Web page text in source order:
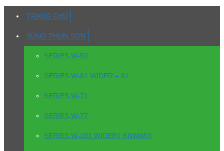
TRANG CHỦ
SÚNG PHUN SƠN
SERIES W-50
SERIES W-61 WIDER – 61
SERIES W-71
SERIES W-77
SERIES W-101 WIDER1 KIWAMI1